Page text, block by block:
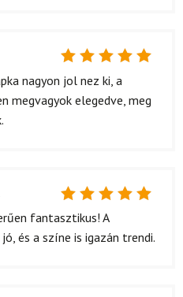
Értékelés:
5
nagyon jol nez ki, a
megvagyok elegedve, meg
Értékelés:
fantasztikus! A
és a színe is igazán trendi.